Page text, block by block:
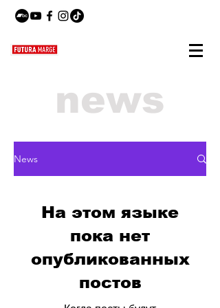
news
News
На этом языке
пока нет
опубликованных
постов